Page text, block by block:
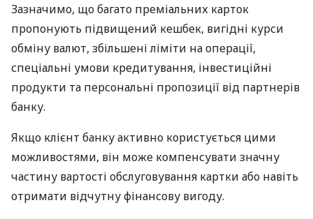
Зазначимо, що багато преміальних карток
пропонують підвищений кешбек, вигідні курси
обміну валют, збільшені ліміти на операції,
спеціальні умови кредитування, інвестиційні
продукти та персональні пропозиції від партнерів
банку.
Якщо клієнт банку активно користується цими
можливостями, він може компенсувати значну
частину вартості обслуговування картки або навіть
отримати відчутну фінансову вигоду.